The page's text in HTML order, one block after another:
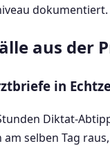
dokumentiert.
aus der
in
Diktat-
am selben Tag